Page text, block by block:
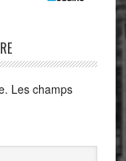
Les champs